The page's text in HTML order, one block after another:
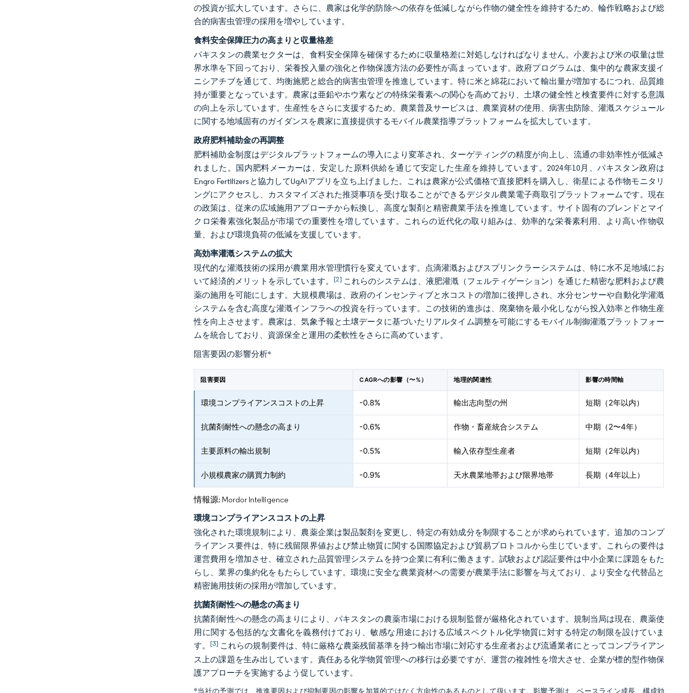
の投資が拡大しています。さらに、農家は化学的防除への依存を低減しながら作物の健全性を維持するため、輪作戦略および総
合的病害虫管理の採用を増やしています。
食料安全保障圧力の高まりと収量格差
パキスタンの農業セクターは、食料安全保障を確保するために収量格差に対処しなければなりません。小麦および米の収量は世
界水準を下回っており、栄養投入量の強化と作物保護方法の必要性が高まっています。政府プログラムは、集中的な農家支援イ
ニシアチブを通じて、均衡施肥と総合的病害虫管理を推進しています。特に米と綿花において輸出量が増加するにつれ、品質維
持が重要となっています。農家は亜鉛やホウ素などの特殊栄養素への関心を高めており、土壌の健全性と検査要件に対する意識
の向上を示しています。生産性をさらに支援するため、農業普及サービスは、農業資材の使用、病害虫防除、灌漑スケジュール
に関する地域固有のガイダンスを農家に直接提供するモバイル農業指導プラットフォームを拡大しています。
政府肥料補助金の再調整
肥料補助金制度はデジタルプラットフォームの導入により変革され、ターゲティングの精度が向上し、流通の非効率性が低減さ
れました。国内肥料メーカーは、安定した原料供給を通じて安定した生産を維持しています。2024年10月、パキスタン政府は
Engro Fertilizersと協力してUgAiアプリを立ち上げました。これは農家が公式価格で直接肥料を購入し、衛星による作物モニタリ
ングにアクセスし、カスタマイズされた推奨事項を受け取ることができるデジタル農業電子商取引プラットフォームです。現在
の政策は、従来の広域施用アプローチから転換し、高度な製剤と精密農業手法を推進しています。サイト固有のブレンドとマイ
クロ栄養素強化製品が市場での重要性を増しています。これらの近代化の取り組みは、効率的な栄養素利用、より高い作物収
量、および環境負荷の低減を支援しています。
高効率灌漑システムの拡大
現代的な灌漑技術の採用が農業用水管理慣行を変えています。点滴灌漑およびスプリンクラーシステムは、特に水不足地域にお
いて経済的メリットを示しています。 [2] これらのシステムは、液肥灌漑（フェルティゲーション）を通じた精密な肥料および農
薬の施用を可能にします。大規模農場は、政府のインセンティブと水コストの増加に後押しされ、水分センサーや自動化学灌漑
システムを含む高度な灌漑インフラへの投資を行っています。この技術的進歩は、廃棄物を最小化しながら投入効率と作物生産
性を向上させます。農家は、気象予報と土壌データに基づいたリアルタイム調整を可能にするモバイル制御灌漑プラットフォー
ムを統合しており、資源保全と運用の柔軟性をさらに高めています。
阻害要因の影響分析*
阻害要因 CAGRへの影響（〜%） 地理的関連性 影響の時間軸
環境コンプライアンスコストの上昇 -0.8% 輸出志向型の州 短期（2年以内）
抗菌剤耐性への懸念の高まり -0.6% 作物・畜産統合システム 中期（2〜4年）
主要原料の輸出規制 -0.5% 輸入依存型生産者 短期（2年以内）
小規模農家の購買力制約 -0.9% 天水農業地帯および限界地帯 長期（4年以上）
情報源: Mordor Intelligence
環境コンプライアンスコストの上昇
強化された環境規制により、農薬企業は製品製剤を変更し、特定の有効成分を制限することが求められています。追加のコンプ
ライアンス要件は、特に残留限界値および禁止物質に関する国際協定および貿易プロトコルから生じています。これらの要件は
運営費用を増加させ、確立された品質管理システムを持つ企業に有利に働きます。試験および認証要件は中小企業に課題をもた
らし、業界の集約化をもたらしています。環境に安全な農業資材への需要が農業手法に影響を与えており、より安全な代替品と
精密施用技術の採用が増加しています。
抗菌剤耐性への懸念の高まり
抗菌剤耐性への懸念の高まりにより、パキスタンの農薬市場における規制監督が厳格化されています。規制当局は現在、農薬使
用に関する包括的な文書化を義務付けており、敏感な用途における広域スペクトル化学物質に対する特定の制限を設けていま
す。[3] これらの規制要件は、特に厳格な農薬残留基準を持つ輸出市場に対応する生産者および流通業者にとってコンプライアン
ス上の課題を生み出しています。責任ある化学物質管理への移行は必要ですが、運営の複雑性を増大させ、企業が標的型作物保
護アプローチを実施するよう促しています。
*当社の予測では、推進要因および抑制要因の影響を加算的ではなく方向性のあるものとして扱います。影響予測は、ベースライン成長、構成効